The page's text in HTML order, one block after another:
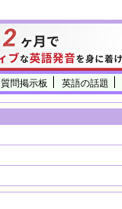
質問掲示板 英語の話題